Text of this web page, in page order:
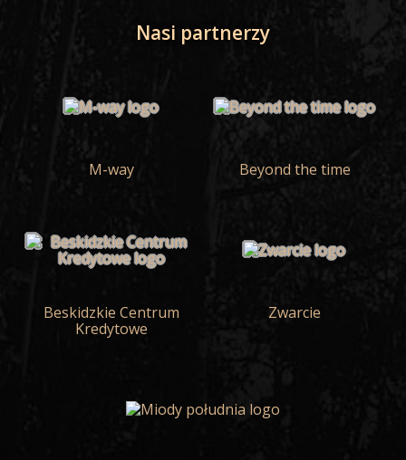
Nasi partnerzy
M-way Beyond the time
Beskidzkie Centrum
Kredytowe
Zwarcie